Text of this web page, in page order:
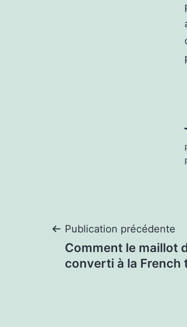
Navigation
de
Publication précédente
Comment le maillot
converti à la French